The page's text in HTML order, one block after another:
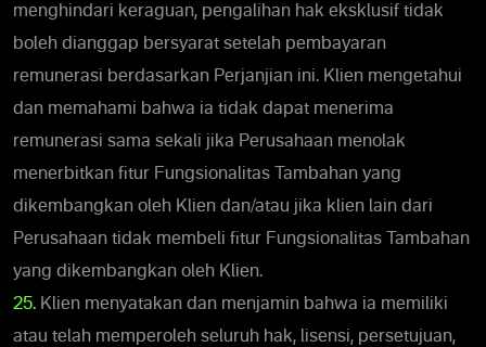
menghindari keraguan, pengalihan hak eksklusif tidak
boleh dianggap bersyarat setelah pembayaran
remunerasi berdasarkan Perjanjian ini. Klien mengetahui
dan memahami bahwa ia tidak dapat menerima
remunerasi sama sekali jika Perusahaan menolak
menerbitkan fitur Fungsionalitas Tambahan yang
dikembangkan oleh Klien dan/atau jika klien lain dari
Perusahaan tidak membeli fitur Fungsionalitas Tambahan
yang dikembangkan oleh Klien.
25. Klien menyatakan dan menjamin bahwa ia memiliki
atau telah memperoleh seluruh hak, lisensi, persetujuan,